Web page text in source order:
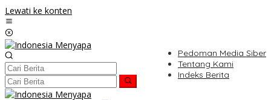
Lewati ke konten
Pedoman Media Siber
Tentang Kami
Indeks Berita